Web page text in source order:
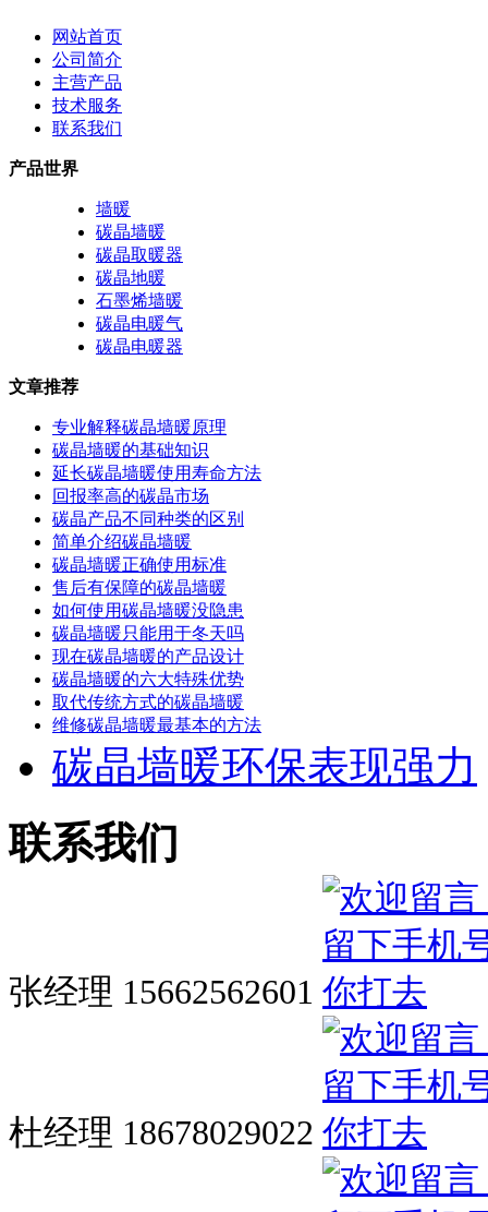
网站首页
公司简介
主营产品
技术服务
联系我们
产品世界
墙暖
碳晶墙暖
碳晶取暖器
碳晶地暖
石墨烯墙暖
碳晶电暖气
碳晶电暖器
文章推荐
专业解释碳晶墙暖原理
碳晶墙暖的基础知识
延长碳晶墙暖使用寿命方法
回报率高的碳晶市场
碳晶产品不同种类的区别
简单介绍碳晶墙暖
碳晶墙暖正确使用标准
售后有保障的碳晶墙暖
如何使用碳晶墙暖没隐患
碳晶墙暖只能用于冬天吗
现在碳晶墙暖的产品设计
碳晶墙暖的六大特殊优势
取代传统方式的碳晶墙暖
维修碳晶墙暖最基本的方法
碳晶墙暖环保表现强力
联系我们
张经理 15662562601
杜经理 18678029022